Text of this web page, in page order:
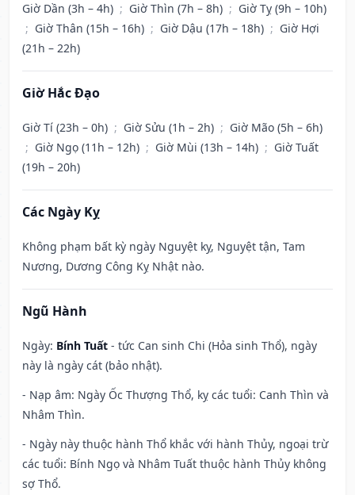
Giờ Dần (3h – 4h) ; Giờ Thìn (7h – 8h) ; Giờ Tỵ (9h – 10h)
; Giờ Thân (15h – 16h) ; Giờ Dậu (17h – 18h) ; Giờ Hợi
(21h – 22h)
Giờ Hắc Đạo
Giờ Tí (23h – 0h) ; Giờ Sửu (1h – 2h) ; Giờ Mão (5h – 6h)
; Giờ Ngọ (11h – 12h) ; Giờ Mùi (13h – 14h) ; Giờ Tuất
(19h – 20h)
Các Ngày Kỵ
Không phạm bất kỳ ngày Nguyệt kỵ, Nguyệt tận, Tam
Nương, Dương Công Kỵ Nhật nào.
Ngũ Hành
Ngày: Bính Tuất - tức Can sinh Chi (Hỏa sinh Thổ), ngày
này là ngày cát (bảo nhật).
- Nạp âm: Ngày Ốc Thượng Thổ, kỵ các tuổi: Canh Thìn và
Nhâm Thìn.
- Ngày này thuộc hành Thổ khắc với hành Thủy, ngoại trừ
các tuổi: Bính Ngọ và Nhâm Tuất thuộc hành Thủy không
sợ Thổ.